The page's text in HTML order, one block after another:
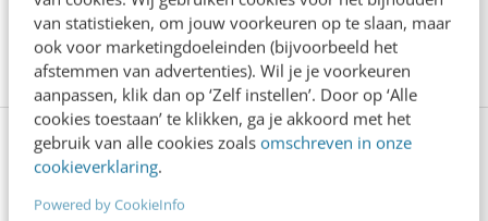
van statistieken, om jouw voorkeuren op te slaan, maar
ook voor marketingdoeleinden (bijvoorbeeld het
afstemmen van advertenties). Wil je je voorkeuren
aanpassen, klik dan op ‘Zelf instellen’. Door op ‘Alle
cookies toestaan’ te klikken, ga je akkoord met het
gebruik van alle cookies zoals omschreven in onze
cookieverklaring.
Powered by CookieInfo
merkbeleving je nieuwe groeimotor is
8 min·Kristel Shannon Klaassen
Bekijk deze topics of volg ze via een